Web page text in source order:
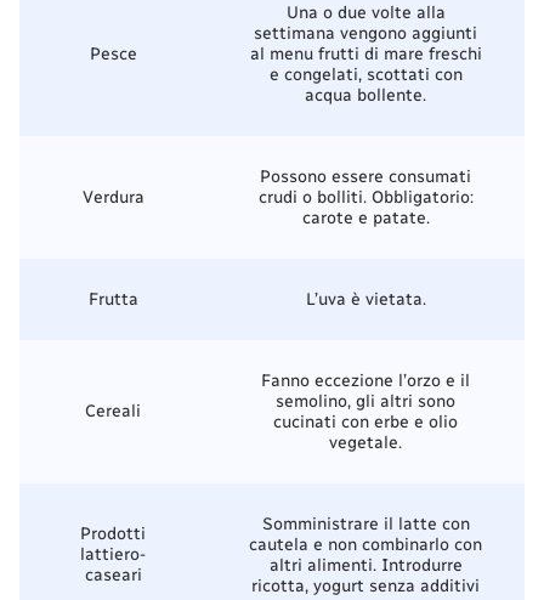
Pesce
Una o due volte alla
settimana vengono aggiunti
al menu frutti di mare freschi
e congelati, scottati con
acqua bollente.
Verdura
Possono essere consumati
crudi o bolliti. Obbligatorio:
carote e patate.
Frutta L’uva è vietata.
Cereali
Fanno eccezione l’orzo e il
semolino, gli altri sono
cucinati con erbe e olio
vegetale.
Prodotti
lattiero-
caseari
Somministrare il latte con
cautela e non combinarlo con
altri alimenti. Introdurre
ricotta, yogurt senza additivi